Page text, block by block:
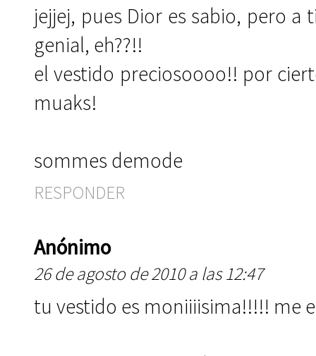
jejjej, pues Dior es sabio, pero a
genial, eh??!!
el vestido preciosoooo!! por
muaks!
sommes demode
RESPONDER
Anónimo
26 de agosto de 2010 a las 12:47
tu vestido es moniiiisima!!!!! me